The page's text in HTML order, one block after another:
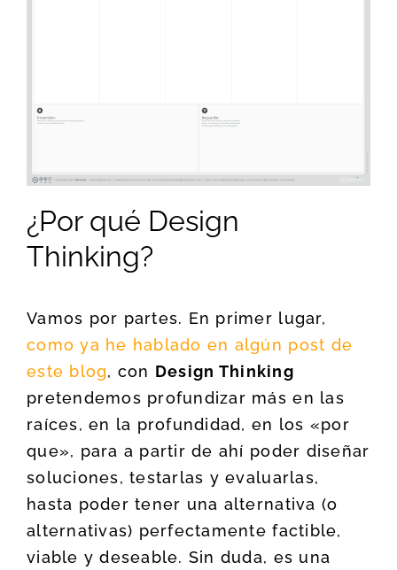
¿Por qué Design
Thinking?
Vamos por partes. En primer lugar,
como ya he hablado en algún post de
este blog, con Design Thinking
pretendemos profundizar más en las
raíces, en la profundidad, en los «por
que», para a partir de ahí poder diseñar
soluciones, testarlas y evaluarlas,
hasta poder tener una alternativa (o
alternativas) perfectamente factible,
viable y deseable. Sin duda, es una